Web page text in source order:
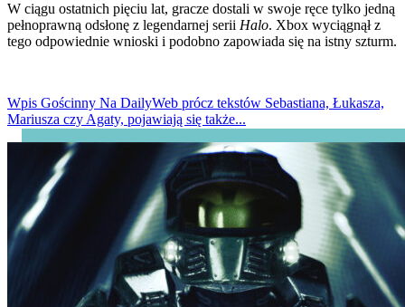
W ciągu ostatnich pięciu lat, gracze dostali w swoje ręce tylko jedną
pełnoprawną odsłonę z legendarnej serii Halo. Xbox wyciągnął z
tego odpowiednie wnioski i podobno zapowiada się na istny szturm.
Wpis Gościnny Na DailyWeb prócz tekstów Sebastiana, Łukasza,
Mariusza czy Agaty, pojawiają się także...